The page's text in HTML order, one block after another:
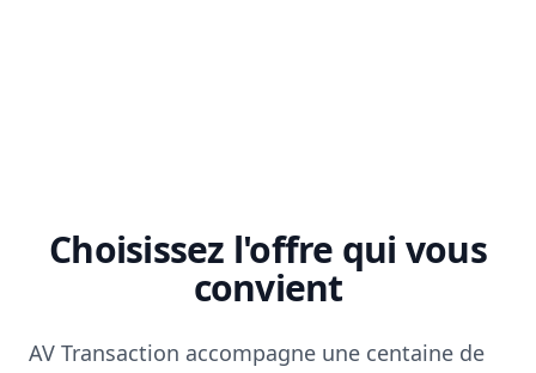
Choisissez l'offre qui vous
convient
AV Transaction accompagne une centaine de